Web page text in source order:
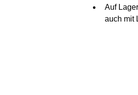
Auf
auch mit